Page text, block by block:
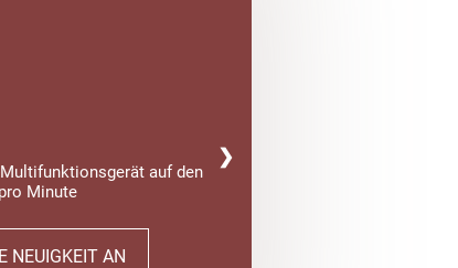
auf den
Minute
NEUIGKEIT AN
❯